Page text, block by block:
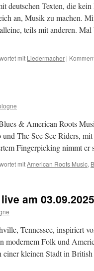
deutschen Texten, die
an, Musik zu machen.
teils mit anderen.
mit Liedermacher |
& American Roots
The See See Riders,
Fingerpicking nimmt
mitAmerican Roots Music,
am 03.09.2025
Tennessee, inspiriert
modernem Folk und
kleinen Stadt in